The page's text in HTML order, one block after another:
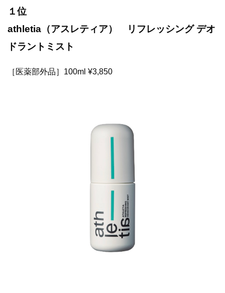
１位
athletia（アスレティア） リフレッシング デオ
ドラントミスト
［医薬部外品］100ml ¥3,850